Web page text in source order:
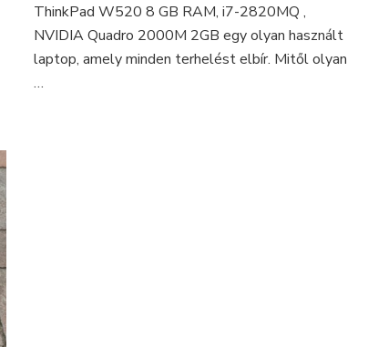
ThinkPad W520 8 GB RAM, i7-2820MQ ,
NVIDIA Quadro 2000M 2GB egy olyan használt
laptop, amely minden terhelést elbír. Mitől olyan
…